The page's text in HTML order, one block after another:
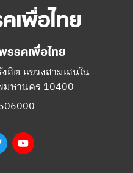
รคเพื่อไทย
สิต แขวงสามเสนใน
มหานคร 10400
Twitter